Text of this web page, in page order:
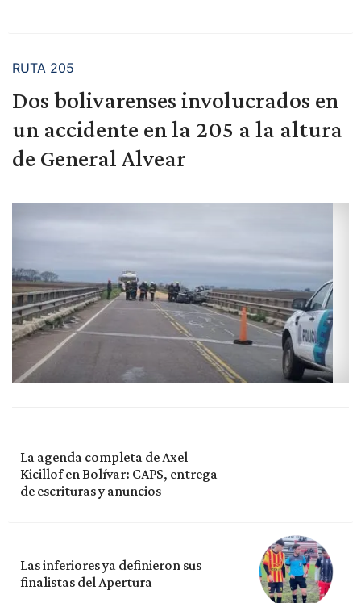
RUTA 205
Dos bolivarenses involucrados en
un accidente en la 205 a la altura
de General Alvear
La agenda completa de Axel
Kicillof en Bolívar: CAPS, entrega
de escrituras y anuncios
Las inferiores ya definieron sus
finalistas del Apertura